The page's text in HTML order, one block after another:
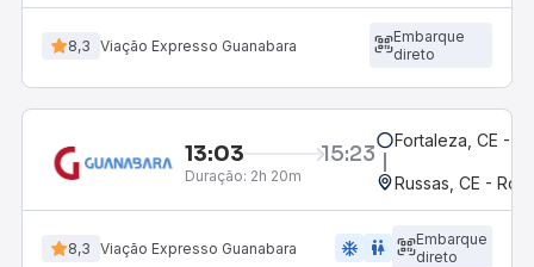
8,3 Viação Expresso Guanabara
Embarque
direto
13:03 15:23
Duração: 2h 20m
Fortaleza, CE -
Russas, CE -
8,3 Viação Expresso Guanabara ac_unit wc
Embarque
direto